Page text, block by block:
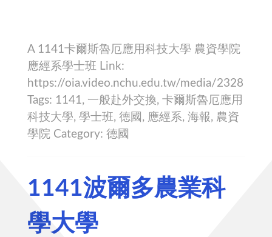
A 1141卡爾斯魯厄應用科技大學 農資學院
應經系學士班 Link:
https://oia.video.nchu.edu.tw/media/2328
Tags: 1141, 一般赴外交換, 卡爾斯魯厄應用
科技大學, 學士班, 德國, 應經系, 海報, 農資
學院 Category: 德國
1141波爾多農業科
學大學